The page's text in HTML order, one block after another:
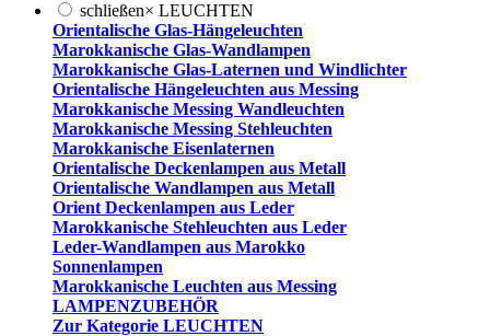
schließen× LEUCHTEN
Orientalische Glas-Hängeleuchten
Marokkanische Glas-Wandlampen
Marokkanische Glas-Laternen und Windlichter
Orientalische Hängeleuchten aus Messing
Marokkanische Messing Wandleuchten
Marokkanische Messing Stehleuchten
Marokkanische Eisenlaternen
Orientalische Deckenlampen aus Metall
Orientalische Wandlampen aus Metall
Orient Deckenlampen aus Leder
Marokkanische Stehleuchten aus Leder
Leder-Wandlampen aus Marokko
Sonnenlampen
Marokkanische Leuchten aus Messing
LAMPENZUBEHÖR
Zur Kategorie LEUCHTEN